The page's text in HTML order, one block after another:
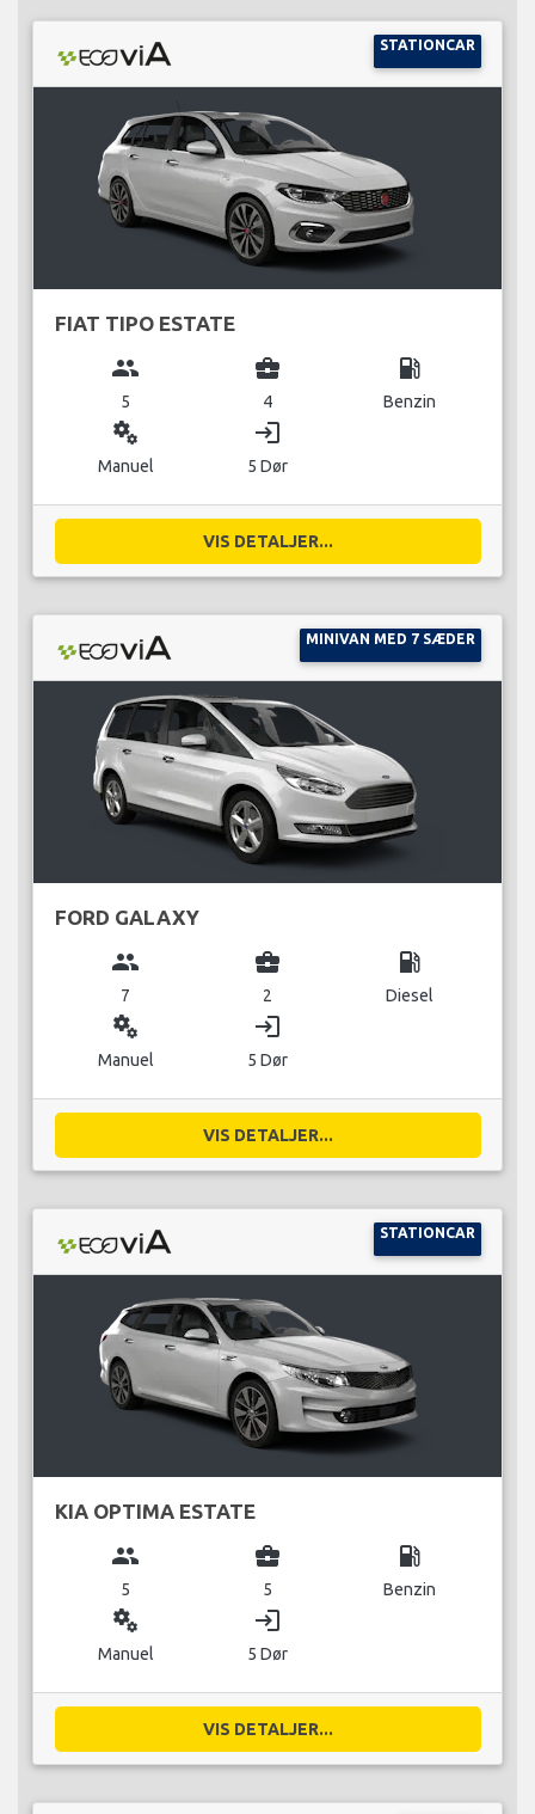
STATIONCAR
FIAT TIPO ESTATE
group
5
business_center
4
local_gas_station
Benzin
miscellaneous_services
Manuel
login
5 Dør
VIS DETALJER...
MINIVAN MED 7 SÆDER
FORD GALAXY
group
7
business_center
2
local_gas_station
Diesel
miscellaneous_services
Manuel
login
5 Dør
VIS DETALJER...
STATIONCAR
KIA OPTIMA ESTATE
group
5
business_center
5
local_gas_station
Benzin
miscellaneous_services
Manuel
login
5 Dør
VIS DETALJER...